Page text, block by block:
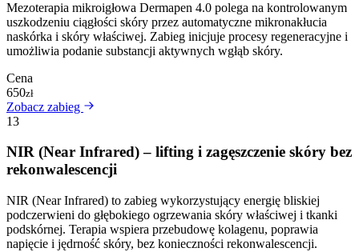
Mezoterapia mikroigłowa Dermapen 4.0 polega na kontrolowanym
uszkodzeniu ciągłości skóry przez automatyczne mikronakłucia
naskórka i skóry właściwej. Zabieg inicjuje procesy regeneracyjne i
umożliwia podanie substancji aktywnych wgłąb skóry.
Cena
650zł
Zobacz zabieg
13
NIR (Near Infrared) – lifting i zagęszczenie skóry bez
rekonwalescencji
NIR (Near Infrared) to zabieg wykorzystujący energię bliskiej
podczerwieni do głębokiego ogrzewania skóry właściwej i tkanki
podskórnej. Terapia wspiera przebudowę kolagenu, poprawia
napięcie i jędrność skóry, bez konieczności rekonwalescencji.